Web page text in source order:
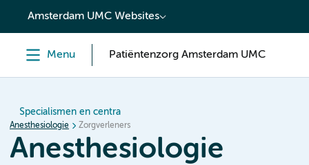
content
Amsterdam UMC Websites
Menu Patiëntenzorg Amsterdam UMC
Specialismen en centra
Anesthesiologie Zorgverleners
Anesthesiologie